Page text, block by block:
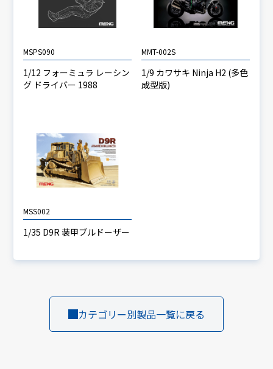
MSPS090
1/12 フォーミュラ レーシン
グ ドライバー 1988
MMT-002S
1/9 カワサキ Ninja H2 (多色
成型版)
MSS002
1/35 D9R 装甲ブルドーザー
カテゴリー別製品一覧に戻る